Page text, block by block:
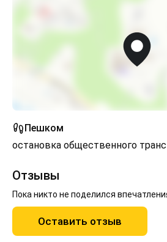
Пешком
остановка общественного
Отзывы
Пока никто не поделился
Оставить отзыв